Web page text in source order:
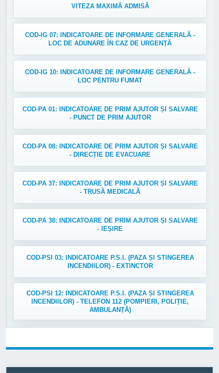
VITEZA MAXIMĂ ADMISĂ
COD-IG 07: INDICATOARE DE INFORMARE GENERALĂ -
LOC DE ADUNARE ÎN CAZ DE URGENȚĂ
COD-IG 10: INDICATOARE DE INFORMARE GENERALĂ -
LOC PENTRU FUMAT
COD-PA 01: INDICATOARE DE PRIM AJUTOR ȘI SALVARE
- PUNCT DE PRIM AJUTOR
COD-PA 08: INDICATOARE DE PRIM AJUTOR ȘI SALVARE
- DIRECȚIE DE EVACUARE
COD-PA 37: INDICATOARE DE PRIM AJUTOR ȘI SALVARE
- TRUSĂ MEDICALĂ
COD-PA 38: INDICATOARE DE PRIM AJUTOR ȘI SALVARE
- IEȘIRE
COD-PSI 03: INDICATOARE P.S.I. (PAZA ȘI STINGEREA
INCENDIILOR) - EXTINCTOR
COD-PSI 12: INDICATOARE P.S.I. (PAZA ȘI STINGEREA
INCENDIILOR) - TELEFON 112 (POMPIERI, POLIȚIE,
AMBULANȚĂ)